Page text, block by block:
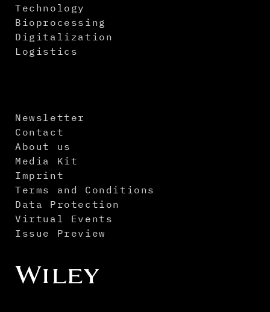
Technology
Bioprocessing
Digitalization
Logistics
Newsletter
Contact
About us
Media Kit
Imprint
Terms and Conditions
Data Protection
Virtual Events
Issue Preview